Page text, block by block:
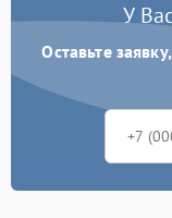
У
Оставьте